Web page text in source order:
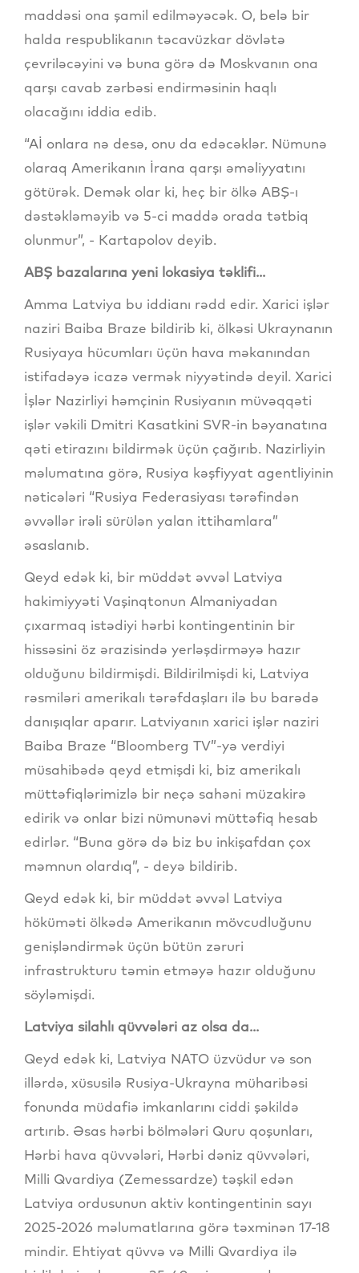
maddəsi ona şamil edilməyəcək. O, belə bir
halda respublikanın təcavüzkar dövlətə
çevriləcəyini və buna görə də Moskvanın ona
qarşı cavab zərbəsi endirməsinin haqlı
olacağını iddia edib.
“Aİ onlara nə desə, onu da edəcəklər. Nümunə
olaraq Amerikanın İrana qarşı əməliyyatını
götürək. Demək olar ki, heç bir ölkə ABŞ-ı
dəstəkləməyib və 5-ci maddə orada tətbiq
olunmur”, - Kartapolov deyib.
ABŞ bazalarına yeni lokasiya təklifi...
Amma Latviya bu iddianı rədd edir. Xarici işlər
naziri Baiba Braze bildirib ki, ölkəsi Ukraynanın
Rusiyaya hücumları üçün hava məkanından
istifadəyə icazə vermək niyyətində deyil. Xarici
İşlər Nazirliyi həmçinin Rusiyanın müvəqqəti
işlər vəkili Dmitri Kasatkini SVR-in bəyanatına
qəti etirazını bildirmək üçün çağırıb. Nazirliyin
məlumatına görə, Rusiya kəşfiyyat agentliyinin
nəticələri “Rusiya Federasiyası tərəfindən
əvvəllər irəli sürülən yalan ittihamlara”
əsaslanıb.
Qeyd edək ki, bir müddət əvvəl Latviya
hakimiyyəti Vaşinqtonun Almaniyadan
çıxarmaq istədiyi hərbi kontingentinin bir
hissəsini öz ərazisində yerləşdirməyə hazır
olduğunu bildirmişdi. Bildirilmişdi ki, Latviya
rəsmiləri amerikalı tərəfdaşları ilə bu barədə
danışıqlar aparır. Latviyanın xarici işlər naziri
Baiba Braze “Bloomberg TV”-yə verdiyi
müsahibədə qeyd etmişdi ki, biz amerikalı
müttəfiqlərimizlə bir neçə sahəni müzakirə
edirik və onlar bizi nümunəvi müttəfiq hesab
edirlər. “Buna görə də biz bu inkişafdan çox
məmnun olardıq”, - deyə bildirib.
Qeyd edək ki, bir müddət əvvəl Latviya
höküməti ölkədə Amerikanın mövcudluğunu
genişləndirmək üçün bütün zəruri
infrastrukturu təmin etməyə hazır olduğunu
söyləmişdi.
Latviya silahlı qüvvələri az olsa da...
Qeyd edək ki, Latviya NATO üzvüdur və son
illərdə, xüsusilə Rusiya-Ukrayna müharibəsi
fonunda müdafiə imkanlarını ciddi şəkildə
artırıb. Əsas hərbi bölmələri Quru qoşunları,
Hərbi hava qüvvələri, Hərbi dəniz qüvvələri,
Milli Qvardiya (Zemessardze) təşkil edən
Latviya ordusunun aktiv kontingentinin sayı
2025-2026 məlumatlarına görə təxminən 17-18
mindir. Ehtiyat qüvvə və Milli Qvardiya ilə